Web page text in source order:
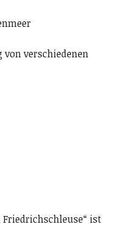
von verschiedenen
ist